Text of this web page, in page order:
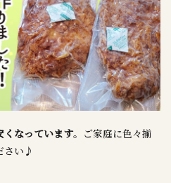
くなっています。ご家庭に色々揃
さい♪